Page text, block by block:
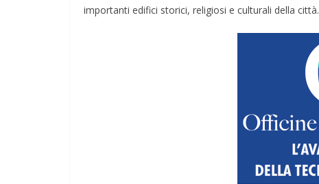
importanti edifici storici, religiosi e culturali della città.